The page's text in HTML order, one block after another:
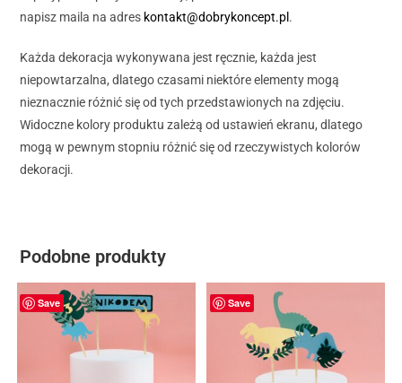
napisz maila na adres kontakt@dobrykoncept.pl .
Każda dekoracja wykonywana jest ręcznie, każda jest
niepowtarzalna, dlatego czasami niektóre elementy mogą
nieznacznie różnić się od tych przedstawionych na zdjęciu.
Widoczne kolory produktu zależą od ustawień ekranu, dlatego
mogą w pewnym stopniu różnić się od rzeczywistych kolorów
dekoracji.
Podobne produkty
Save Save